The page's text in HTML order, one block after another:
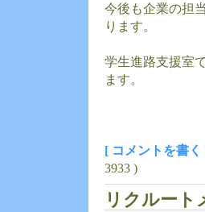
今後も企業の担
ります。
学生進路支援室
ます。
[ コメントを書く
3933 )
リクルート